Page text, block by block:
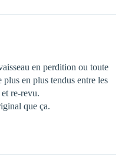
en perdition ou toute
plus en plus tendus entre les
re-revu.
que ça.